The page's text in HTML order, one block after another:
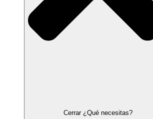
Cerrar ¿Qué necesitas?